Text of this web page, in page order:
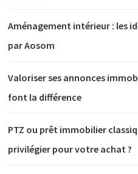
Aménagement intérieur : les
par Aosom
Valoriser ses annonces
font la différence
PTZ ou prêt immobilier
privilégier pour votre achat ?